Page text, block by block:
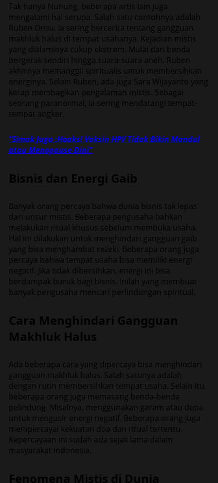
Tak hanya Nunung, beberapa artis lain juga
mengalami hal serupa. Salah satu contohnya adalah
Ruben Onsu. Ia sering bercerita tentang gangguan
makhluk halus di tempat usahanya. Kejadian mistis
yang dialaminya cukup ekstrem. Mulai dari benda
bergerak sendiri hingga suara-suara aneh. Ruben
akhirnya memanggil spiritualis untuk membersihkan
energinya. Selain Ruben, ada juga Sara Wijayanto yang
kerap membagikan pengalaman mistis. Sebagai
seorang paranormal, ia sering mendatangi tempat-
tempat angker.
“Simak Juga :Hoaks! Vaksin HPV Tidak Bikin Mandul
atau Menopause Dini”
Bisnis dan Energi Gaib
Banyak orang percaya bahwa dunia bisnis tak lepas
dari unsur mistis. Beberapa pengusaha bahkan
melakukan ritual khusus sebelum membuka usaha.
Hal ini dilakukan untuk menghindari gangguan gaib
yang bisa menghambat rezeki. Beberapa orang juga
percaya bahwa tempat usaha bisa memiliki energi
negatif. Jika tidak dibersihkan, energi ini bisa
berdampak buruk bagi bisnis. Inilah yang membuat
banyak pengusaha mencari perlindungan spiritual.
Cara Menghindari Gangguan
Makhluk Halus
Ada beberapa cara yang dipercaya bisa menghindari
gangguan makhluk halus. Salah satunya adalah
dengan rutin membersihkan tempat usaha. Selain itu,
beberapa orang juga memasang benda-benda
pelindung. Misalnya, menggunakan garam atau dupa
untuk mengusir energi negatif. Beberapa orang juga
mempercayai kekuatan doa dan ritual tertentu.
Kepercayaan ini sudah ada sejak lama dalam
masyarakat Indonesia.
Fenomena Mistis di Dunia